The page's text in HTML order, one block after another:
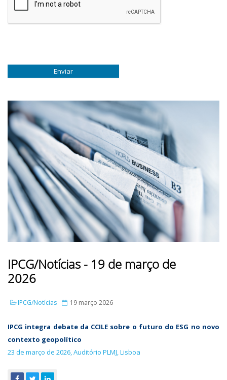
Enviar
IPCG/Notícias - 19 de março de
2026
IPCG/Notícias 19 março 2026
IPCG integra debate da CCILE sobre o futuro do ESG no novo
contexto geopolítico
23 de março de 2026, Auditório PLMJ, Lisboa